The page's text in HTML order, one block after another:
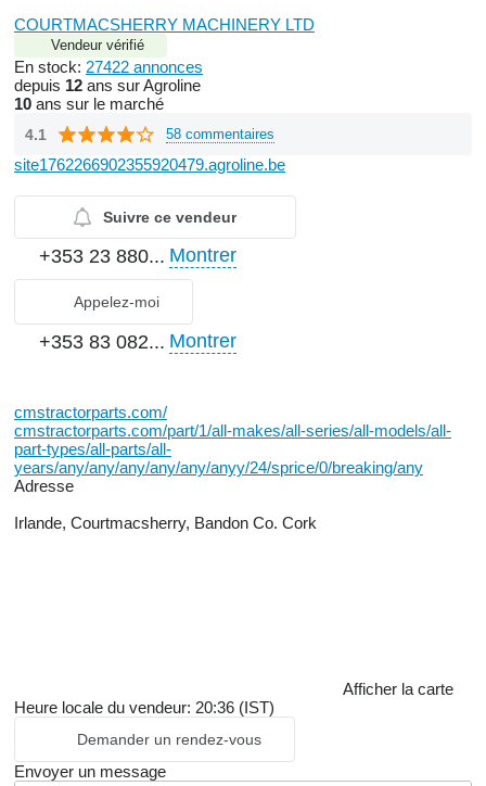
COURTMACSHERRY MACHINERY LTD
Vendeur vérifié
En stock: 27422 annonces
depuis 12 ans sur Agroline
10 ans sur le marché
4.1 58 commentaires
site1762266902355920479.agroline.be
Suivre ce vendeur
+353 23 880... Montrer
Appelez-moi
+353 83 082... Montrer
cmstractorparts.com/
cmstractorparts.com/part/1/all-makes/all-series/all-models/all-
part-types/all-parts/all-
years/any/any/any/any/any/anyy/24/sprice/0/breaking/any
Adresse
Irlande, Courtmacsherry, Bandon Co. Cork
Afficher la carte
Heure locale du vendeur: 20:36 (IST)
Demander un rendez-vous
Envoyer un message